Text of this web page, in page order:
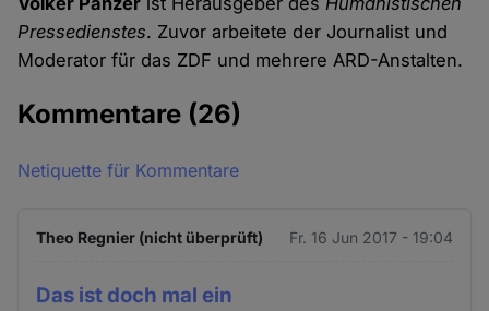
Pressedienstes. Zuvor arbeitete der Journalist und
Moderator für das ZDF und mehrere ARD-Anstalten.
Kommentare (26)
Netiquette für Kommentare
Theo Regnier (nicht überprüft) Fr. 16 Jun 2017 - 19:04
Das ist doch mal ein